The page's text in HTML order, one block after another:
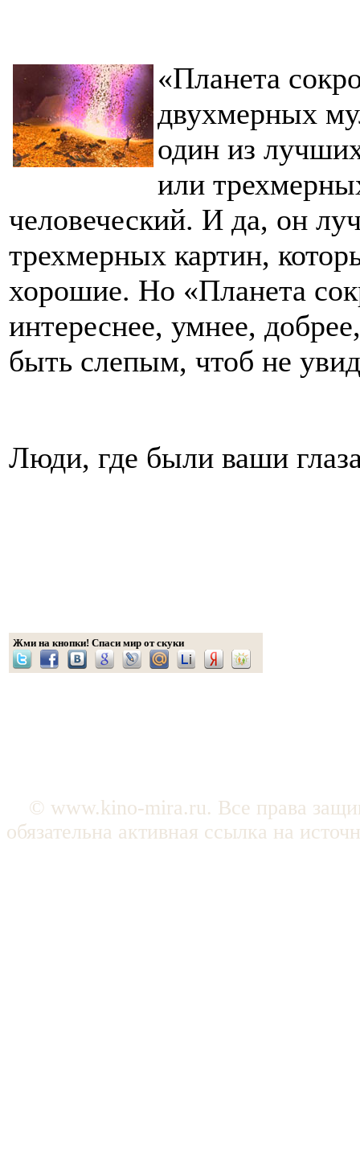
«Планета
двухмерных
один из
или
человеческий. И да, он
трехмерных картин,
хорошие. Но «Планета
интереснее, умнее,
быть слепым, чтоб не
Люди, где были ваши
Жми на кнопки! Спаси мир от скуки
© www.kino-mira.ru. Все права
обязательна активная ссылка на